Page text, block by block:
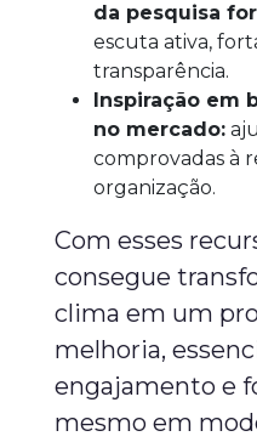
da pesquisa
escuta ativa,
transparência.
Inspiração em
no mercado:
comprovadas à
organização.
Com esses
consegue
clima em um
melhoria,
engajamento e
mesmo em